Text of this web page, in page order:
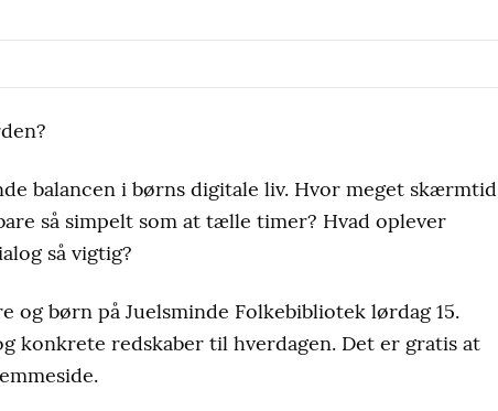
balancen i børns digitale liv. Hvor meget skærmtid
så simpelt som at tælle timer? Hvad oplever
så vigtig?
børn på Juelsminde Folkebibliotek lørdag 15.
konkrete redskaber til hverdagen. Det er gratis at